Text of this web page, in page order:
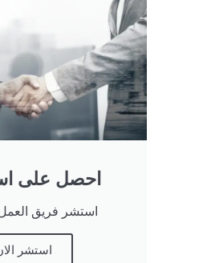
احصل على
استشر فريق العمل
استشر